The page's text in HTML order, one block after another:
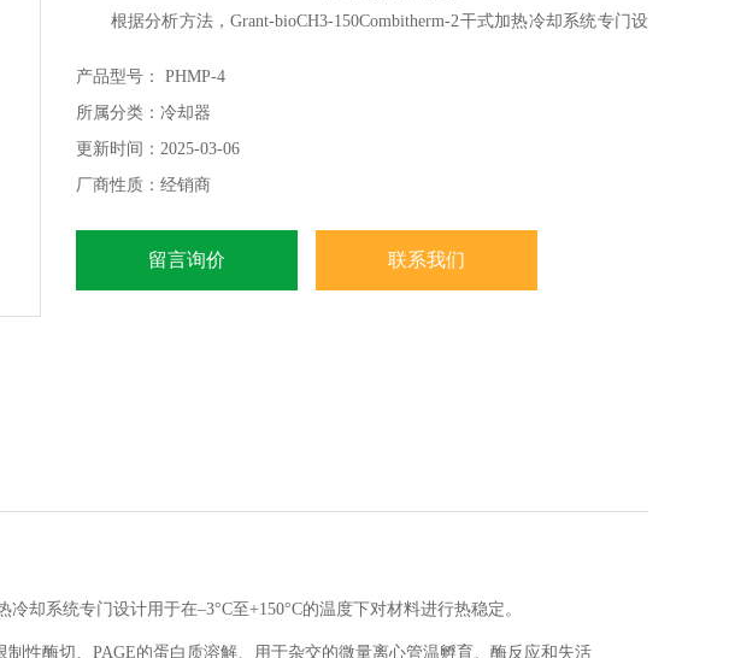
根据分析方法，Grant-bioCH3-150Combitherm-2干式加热冷却系统专门设
产品型号： PHMP-4
所属分类：冷却器
更新时间：2025-03-06
厂商性质：经销商
留言询价 联系我们
却系统专门设计用于在–3°C至+150°C的温度下对材料进行热稳定。
酶切、PAGE的蛋白质溶解、用于杂交的微量离心管温孵育、酶反应和失活